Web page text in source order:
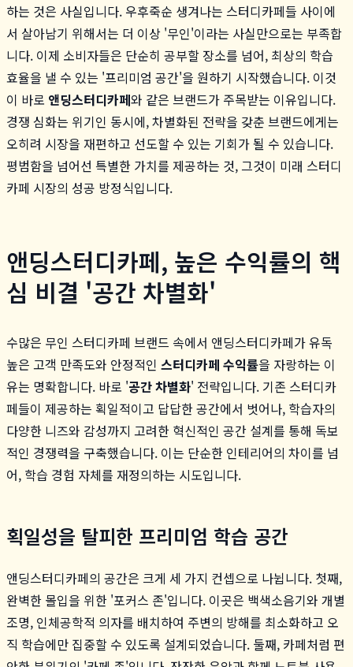
하는 것은 사실입니다. 우후죽순 생겨나는 스터디카페들 사이에
서 살아남기 위해서는 더 이상 '무인'이라는 사실만으로는 부족합
니다. 이제 소비자들은 단순히 공부할 장소를 넘어, 최상의 학습
효율을 낼 수 있는 '프리미엄 공간'을 원하기 시작했습니다. 이것
이 바로 앤딩스터디카페와 같은 브랜드가 주목받는 이유입니다.
경쟁 심화는 위기인 동시에, 차별화된 전략을 갖춘 브랜드에게는
오히려 시장을 재편하고 선도할 수 있는 기회가 될 수 있습니다.
평범함을 넘어선 특별한 가치를 제공하는 것, 그것이 미래 스터디
카페 시장의 성공 방정식입니다.
앤딩스터디카페, 높은 수익률의 핵
심 비결 '공간 차별화'
수많은 무인 스터디카페 브랜드 속에서 앤딩스터디카페가 유독
높은 고객 만족도와 안정적인 스터디카페 수익률을 자랑하는 이
유는 명확합니다. 바로 '공간 차별화' 전략입니다. 기존 스터디카
페들이 제공하는 획일적이고 답답한 공간에서 벗어나, 학습자의
다양한 니즈와 감성까지 고려한 혁신적인 공간 설계를 통해 독보
적인 경쟁력을 구축했습니다. 이는 단순한 인테리어의 차이를 넘
어, 학습 경험 자체를 재정의하는 시도입니다.
획일성을 탈피한 프리미엄 학습 공간
앤딩스터디카페의 공간은 크게 세 가지 컨셉으로 나뉩니다. 첫째,
완벽한 몰입을 위한 '포커스 존'입니다. 이곳은 백색소음기와 개별
조명, 인체공학적 의자를 배치하여 주변의 방해를 최소화하고 오
직 학습에만 집중할 수 있도록 설계되었습니다. 둘째, 카페처럼 편